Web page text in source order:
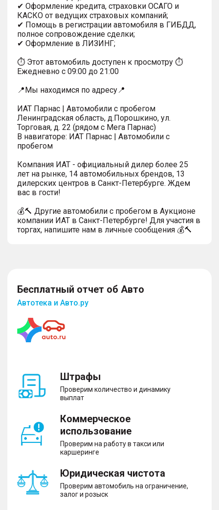
✔ Оформление кредита, страховки ОСАГО и
КАСКО от ведущих страховых компаний;
✔ Помощь в регистрации автомобиля в ГИБДД,
полное сопровождение сделки;
✔ Оформление в ЛИЗИНГ;
⏱ Этот автомобиль доступен к просмотру ⏱
Ежедневно с 09:00 до 21:00
📍Мы находимся по адресу📍
ИАТ Парнас | Автомобили с пробегом
Ленинградская область, д.Порошкино, ул.
Торговая, д. 22 (рядом с Мега Парнас)
В навигаторе: ИАТ Парнас | Автомобили с
пробегом
Компания ИАТ - официальный дилер более 25
лет на рынке, 14 автомобильных брендов, 13
дилерских центров в Санкт-Петербурге. Ждем
вас в гости!
💰🔨 Другие автомобили с пробегом в Аукционе
компании ИАТ в Санкт-Петербурге! Для участия в
торгах, напишите нам в личные сообщения 💰🔨
Бесплатный отчет об Авто
Автотека и Авто.ру
Штрафы
Проверим количество и динамику
выплат
Коммерческое
использование
Проверим на работу в такси или
каршеринге
Юридическая чистота
Проверим автомобиль на ограничение,
залог и розыск